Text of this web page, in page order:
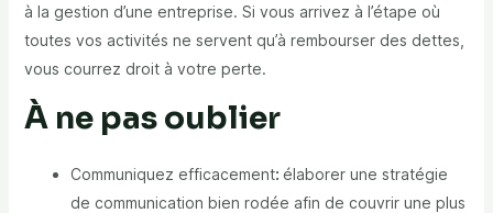
à la gestion d’une entreprise. Si vous arrivez à l’étape où
toutes vos activités ne servent qu’à rembourser des dettes,
vous courrez droit à votre perte.
À ne pas oublier
Communiquez efficacement: élaborer une stratégie
de communication bien rodée afin de couvrir une plus